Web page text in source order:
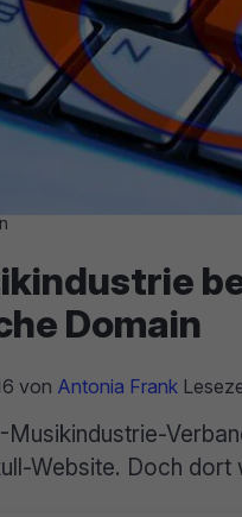
Domain
von Antonia Frank
Musikindustrie-
Website. Doch dort